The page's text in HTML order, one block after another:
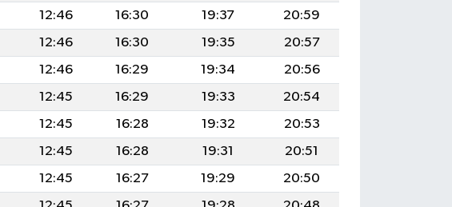
12:46 16:30 19:37
20:59
12:46 16:30 19:35
20:57
12:46 16:29 19:34
20:56
12:45 16:29 19:33
20:54
12:45 16:28 19:32
20:53
12:45 16:28 19:31
20:51
12:45 16:27 19:29
20:50